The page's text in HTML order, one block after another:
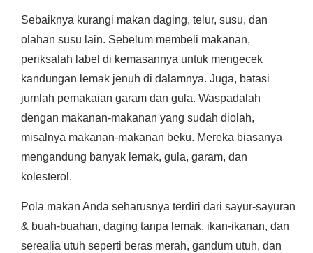
Sebaiknya kurangi makan daging, telur, susu, dan
olahan susu lain. Sebelum membeli makanan,
periksalah label di kemasannya untuk mengecek
kandungan lemak jenuh di dalamnya. Juga, batasi
jumlah pemakaian garam dan gula. Waspadalah
dengan makanan-makanan yang sudah diolah,
misalnya makanan-makanan beku. Mereka biasanya
mengandung banyak lemak, gula, garam, dan
kolesterol.
Pola makan Anda seharusnya terdiri dari sayur-sayuran
& buah-buahan, daging tanpa lemak, ikan-ikanan, dan
serealia utuh seperti beras merah, gandum utuh, dan